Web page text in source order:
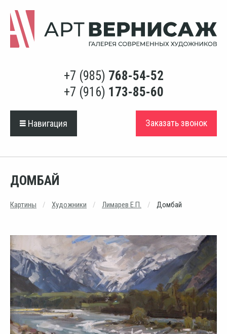
+7 (985) 768-54-52
+7 (916) 173-85-60
Навигация Заказать звонок
ДОМБАЙ
Картины Художники Лимарев Е.П. Домбай